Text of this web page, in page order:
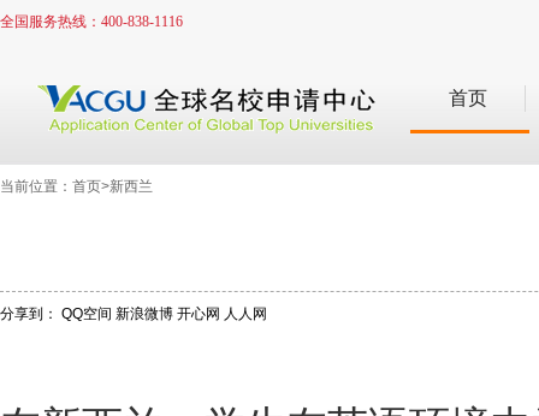
全国服务热线：400-838-1116
首页
当前位置：首页>新西兰
分享到： QQ空间 新浪微博 开心网 人人网